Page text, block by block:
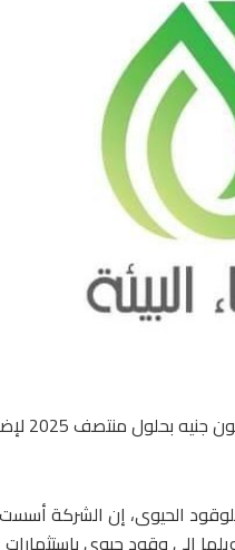
تعتزم
الحيوى، إن الشركة